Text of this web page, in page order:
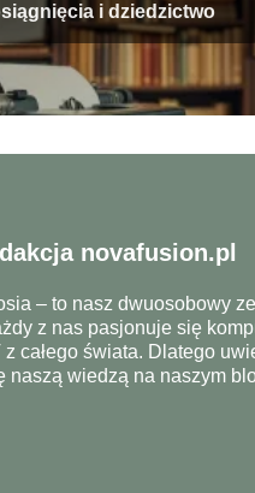
i dziedzictwo
novafusion.pl
– to nasz dwuosobowy
z nas pasjonuje się
całego świata. Dlatego
naszą wiedzą na naszym